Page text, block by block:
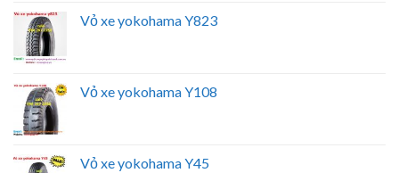
Vỏ xe yokohama Y823
Vỏ xe yokohama Y108
Vỏ xe yokohama Y45